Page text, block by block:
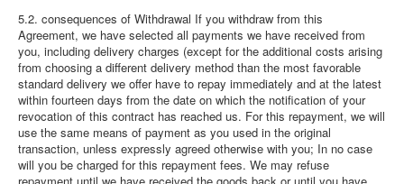
5.2. consequences of Withdrawal If you withdraw from this
Agreement, we have selected all payments we have received from
you, including delivery charges (except for the additional costs arising
from choosing a different delivery method than the most favorable
standard delivery we offer have to repay immediately and at the latest
within fourteen days from the date on which the notification of your
revocation of this contract has reached us. For this repayment, we will
use the same means of payment as you used in the original
transaction, unless expressly agreed otherwise with you; In no case
will you be charged for this repayment fees. We may refuse